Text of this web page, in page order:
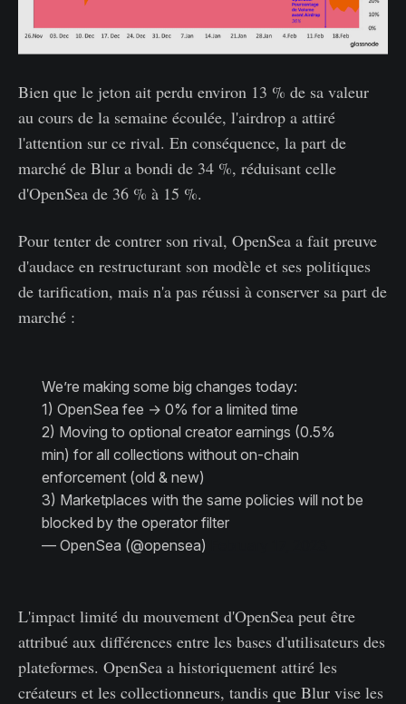
Bien que le jeton ait perdu environ 13 % de sa valeur
au cours de la semaine écoulée, l'airdrop a attiré
l'attention sur ce rival. En conséquence, la part de
marché de Blur a bondi de 34 %, réduisant celle
d'OpenSea de 36 % à 15 %.
Pour tenter de contrer son rival, OpenSea a fait preuve
d'audace en restructurant son modèle et ses politiques
de tarification, mais n'a pas réussi à conserver sa part de
marché :
We’re making some big changes today:
1) OpenSea fee → 0% for a limited time
2) Moving to optional creator earnings (0.5%
min) for all collections without on-chain
enforcement (old & new)
3) Marketplaces with the same policies will not be
blocked by the operator filter
— OpenSea (@opensea)
L'impact limité du mouvement d'OpenSea peut être
attribué aux différences entre les bases d'utilisateurs des
plateformes. OpenSea a historiquement attiré les
créateurs et les collectionneurs, tandis que Blur vise les